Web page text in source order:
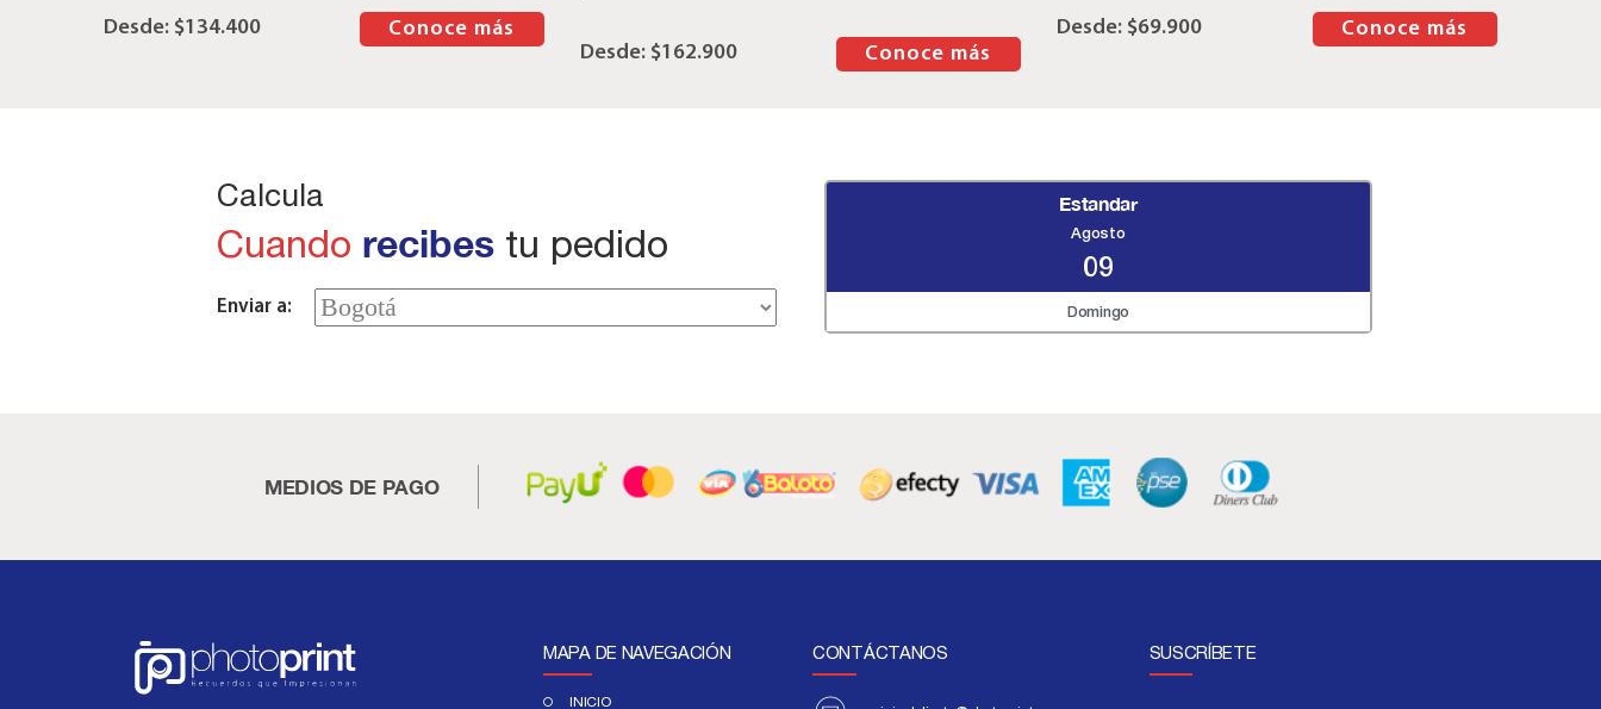
$134.400 Conoce más
$162.900 Conoce más
$69.900 Conoce más
Calcula
Cuando recibes tu pedido
Enviar a:
Estandar
Agosto
09
Domingo
MEDIOS DE PAGO
MAPA DE NAVEGACIÓN
INICIO
CONTÁCTANOS SUSCRÍBETE